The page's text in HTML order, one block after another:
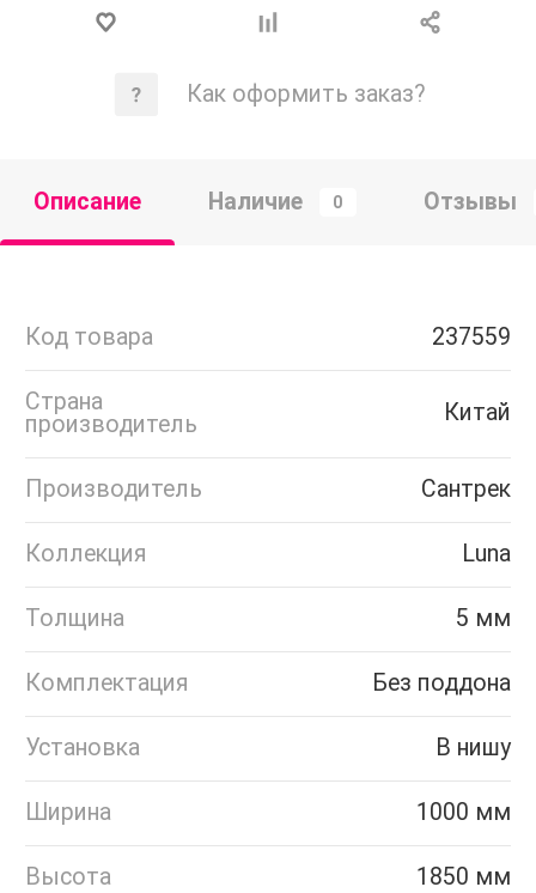
Как оформить заказ?
Описание Наличие 0 Отзывы
Код товара 237559
Страна
производитель
Китай
Производитель Сантрек
Коллекция Luna
Толщина 5 мм
Комплектация Без поддона
Установка В нишу
Ширина 1000 мм
Высота 1850 мм